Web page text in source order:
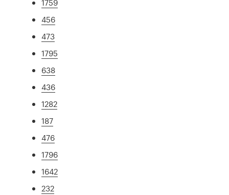
1759
456
473
1795
638
436
1282
187
476
1796
1642
232